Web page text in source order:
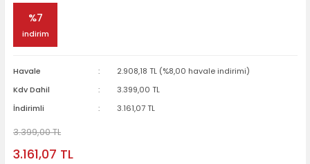
%7
indirim
Havale
2.908,18 TL (%8,00 havale indirimi)
Kdv Dahil
3.399,00 TL
İndirimli
3.161,07 TL
3.399,00 TL
3.161,07 TL